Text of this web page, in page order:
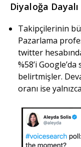
Diyaloğa
Takipçilerinin
Pazarlama
twitter
%58’i
belirtmişler.
oranı ise